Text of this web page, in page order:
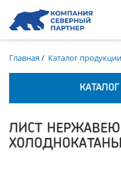
Главная/ Каталог продукции
ЛИСТ